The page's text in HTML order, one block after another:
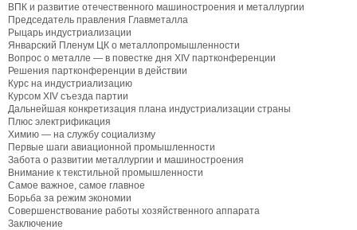
ВПК и развитие отечественного машиностроения и металлургии
Председатель правления Главметалла
Рыцарь индустриализации
Январский Пленум ЦК о металлопромышленности
Вопрос о металле — в повестке дня XIV партконференции
Решения партконференции в действии
Курс на индустриализацию
Курсом XIV съезда партии
Дальнейшая конкретизация плана индустриализации страны
Плюс электрификация
Химию — на службу социализму
Первые шаги авиационной промышленности
Забота о развитии металлургии и машиностроения
Внимание к текстильной промышленности
Самое важное, самое главное
Борьба за режим экономии
Совершенствование работы хозяйственного аппарата
Заключение